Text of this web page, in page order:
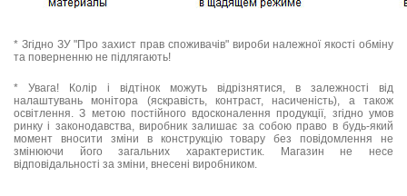
* Згідно ЗУ "Про захист прав споживачів" вироби належної якості обміну
та поверненню не підлягають!
* Увага! Колір і відтінок можуть відрізнятися, в залежності від
налаштувань монітора (яскравість, контраст, насиченість), а також
освітлення. З метою постійного вдосконалення продукції, згідно умов
ринку і законодавства, виробник залишає за собою право в будь-який
момент вносити зміни в конструкцію товару без повідомлення не
змінюючи його загальних характеристик. Магазин не несе
відповідальності за зміни, внесені виробником.